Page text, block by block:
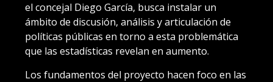
el concejal Diego García, busca instalar un
ámbito de discusión, análisis y articulación de
políticas públicas en torno a esta problemática
que las estadísticas revelan en aumento.
Los fundamentos del proyecto hacen foco en las